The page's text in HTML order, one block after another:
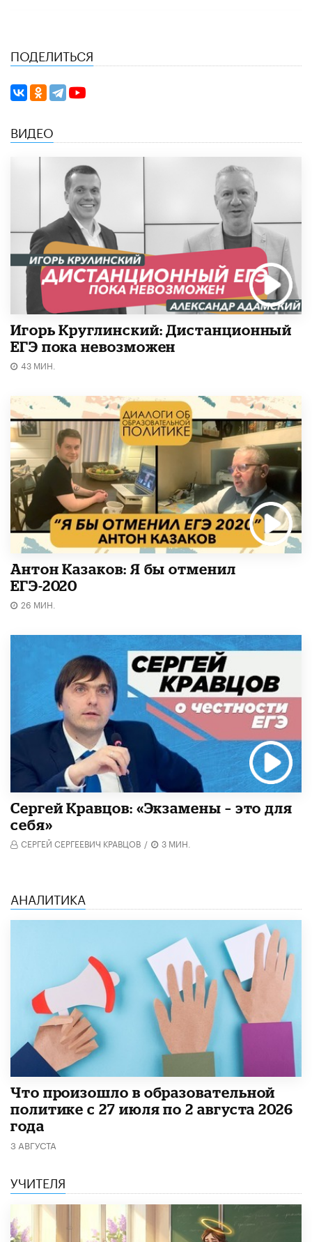
ПОДЕЛИТЬСЯ
ВИДЕО
Игорь Круглинский: Дистанционный
ЕГЭ пока невозможен
43 МИН.
Антон Казаков: Я бы отменил
ЕГЭ-2020
26 МИН.
Сергей Кравцов: «Экзамены – это для
себя»
СЕРГЕЙ СЕРГЕЕВИЧ КРАВЦОВ / 3 МИН.
АНАЛИТИКА
​Что произошло в образовательной
политике с 27 июля по 2 августа 2026
года
3 АВГУСТА
УЧИТЕЛЯ